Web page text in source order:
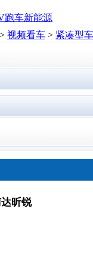
跑车新能源
> 视频看车 > 紧凑型
昕锐